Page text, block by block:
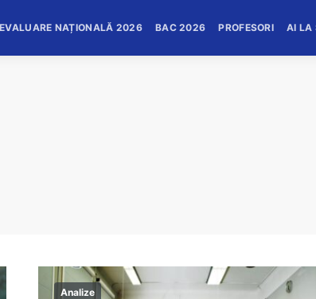
EVALUARE NAȚIONALĂ 2026 BAC 2026 PROFESORI AI LA
Analize